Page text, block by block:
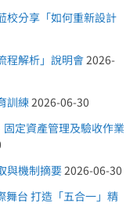
校分享「如何重新設計
程解析」說明會 2026-
訓練 2026-06-30
定資產管理及驗收作業
與機制摘要 2026-06-30
舞台 打造「五合一」精